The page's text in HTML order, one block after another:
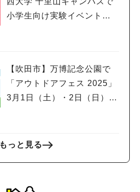
小学生向け実験イベント、
【吹田市】万博記念公園で
「アウトドアフェス 2025」
3月1日（土）・2日（日）開
も同時開催
もっと見る